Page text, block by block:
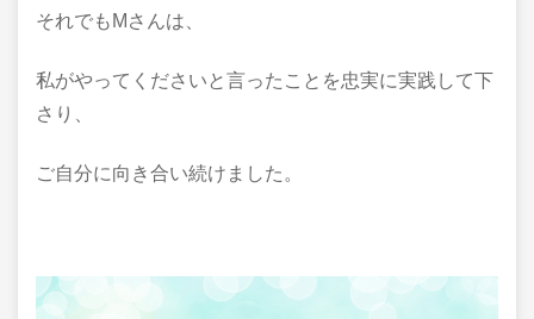
それでもMさんは、
私がやってくださいと言ったことを忠実に実践して下
さり、
ご自分に向き合い続けました。